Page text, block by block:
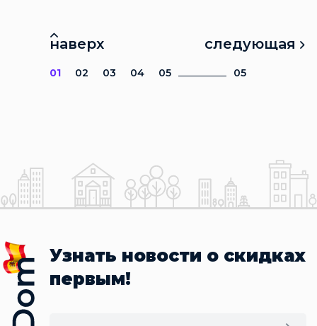
наверх следующая
01 02 03 04 05 05
Узнать новости о скидках
первым!